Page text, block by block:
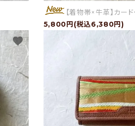
【着物帯×牛革】カー
5,800円(税込6,380円)
favorite